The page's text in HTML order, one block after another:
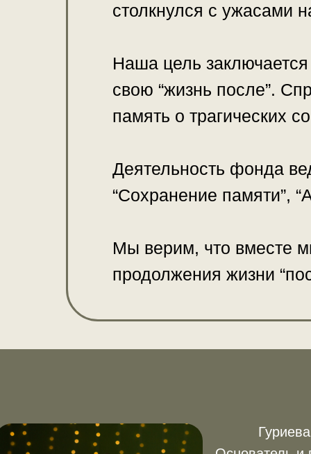
столкнулся с ужасами
Наша цель
свою “жизнь после”.
память о трагических
Деятельность фонда
“Сохранение памяти”,
Мы верим, что вместе
продолжения жизни